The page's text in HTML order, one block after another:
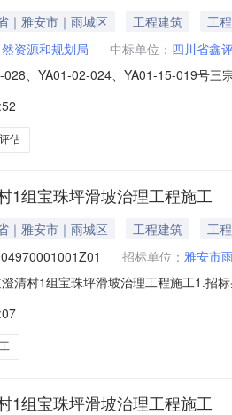
｜雅安市｜雨城区 工程建筑
工程
资源和规划局 中标单位： 四川省鑫
、YA01-02-024、YA01-15-019号
024、YA01-15-019号三宗国有土地
估
1组宝珠坪滑坡治理工程施工
｜雅安市｜雨城区 工程建筑
工程
招标单位： 雅安市
清村1组宝珠坪滑坡治理工程施工1.招
般债券资金等（资金来源），项目出
政区域内的
1组宝珠坪滑坡治理工程施工